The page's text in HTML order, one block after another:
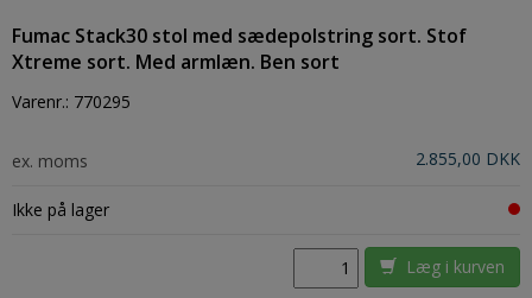
Fumac Stack30 stol med sædepolstring sort. Stof
Xtreme sort. Med armlæn. Ben sort
Varenr.: 770295
ex. moms 2.855,00 DKK
Ikke på lager
Læg i kurven